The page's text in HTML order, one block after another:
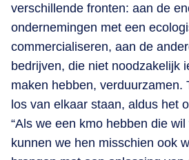
verschillende fronten: aan de
ondernemingen met een
commercialiseren, aan de
bedrijven, die niet noodzakelijk
maken hebben, verduurzamen.
los van elkaar staan, aldus het
“Als we een kmo hebben die
kunnen we hen misschien ook